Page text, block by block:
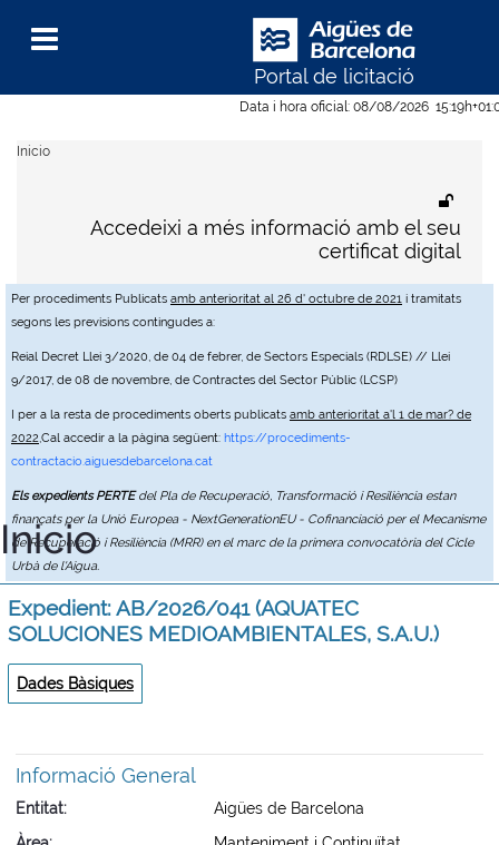
Data i hora oficial: 08/08/2026 15:19h
Per procediments Publicats amb anterioritat al 26 d' octubre de 2021 i tramitats
segons les previsions contingudes a:
Reial Decret Llei 3/2020, de 04 de febrer, de Sectors Especials (RDLSE) // Llei
9/2017, de 08 de novembre, de Contractes del Sector Públic (LCSP)
I per a la resta de procediments oberts publicats amb anterioritat a'l 1 de mar? de
2022,Cal accedir a la pàgina següent: https://procediments-
contractacio.aiguesdebarcelona.cat
Els expedients PERTEdel Pla de Recuperació, Transformació i Resiliència estan
finançats per la Unió Europea - NextGenerationEU - Cofinanciació per el Mecanisme
de Recuperació i Resiliència (MRR) en el marc de la primera convocatòria del Cicle
Urbà de l'Aigua.
Portal de licitació
Menu
Accedeixi a més informació amb el seu
certificat digital
Inicio
Inicio
Expedient: AB/2026/041 (AQUATEC
SOLUCIONES MEDIOAMBIENTALES, S.A.U.)
Dades Bàsiques
Informació General
Entitat
Aigües de Barcelona